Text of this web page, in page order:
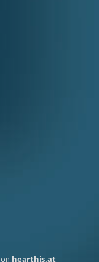
on hearthis.at